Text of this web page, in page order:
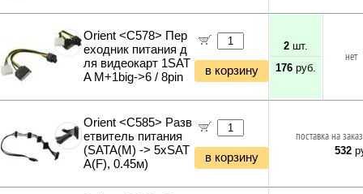
Orient <C578> Пер
еходник питания д
ля видеокарт 1SAT
A M+1big->6 / 8pin
в корзину
2 шт.
176 руб.
нет
Orient <C585> Разв
етвитель питания
(SATA(M) -> 5xSAT
A(F), 0.45м)
в корзину
поставка на
532